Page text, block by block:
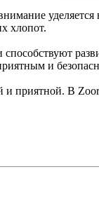
хлопот.
и
и приятной. В